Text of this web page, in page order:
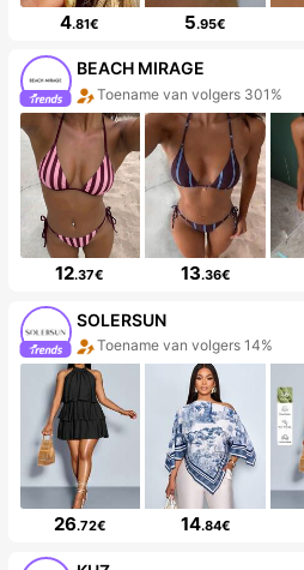
4.81€ 5.95€
BEACH MIRAGE
Toename van volgers 301%
12.37€ 13.36€
SOLERSUN
Toename van volgers 14%
26.72€ 14.84€